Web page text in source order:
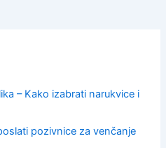
– Kako izabrati narukvice i
pozivnice za venčanje